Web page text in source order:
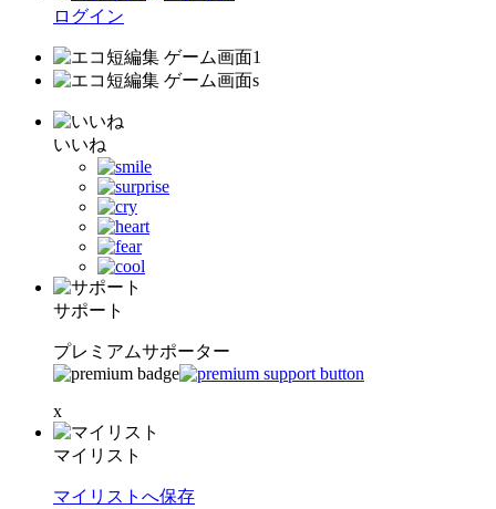
ログイン
いいね
サポート
プレミアムサポーター
x
マイリスト
マイリストへ保存